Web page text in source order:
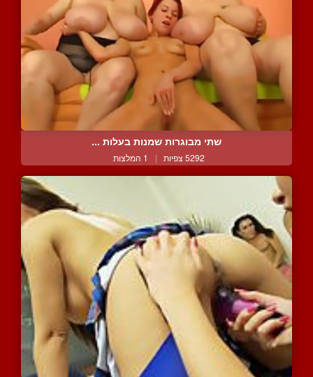
שתי מבוגרות שמנות בעלות ...
5292 צפיות | 1 המלצות